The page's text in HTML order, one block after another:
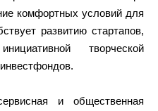
комфортных условий для
развитию стартапов,
творческой
и общественная